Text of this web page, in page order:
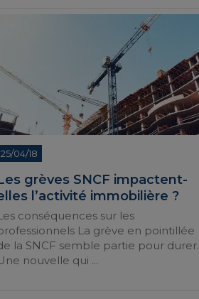
25/04/18
grèves SNCF impactent-
l’activité immobilière ?
conséquences sur les
La grève en pointillée
la SNCF semble partie pour durer.
nouvelle qui ...